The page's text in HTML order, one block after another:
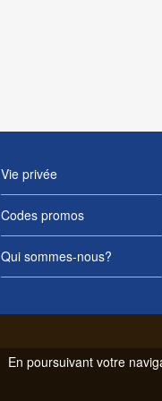
Vie privée
Codes promos
Qui sommes-nous?
En poursuivant votre